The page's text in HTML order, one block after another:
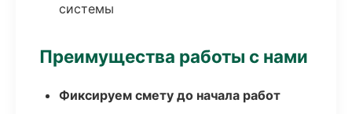
системы
Преимущества работы с нами
Фиксируем смету до начала работ